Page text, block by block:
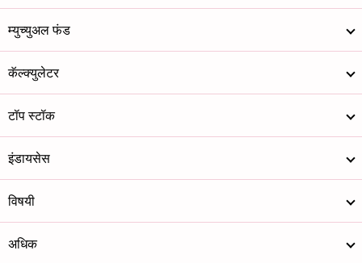
म्युच्युअल फंड
कॅल्क्युलेटर
टॉप स्टॉक
इंडायसेस
विषयी
अधिक